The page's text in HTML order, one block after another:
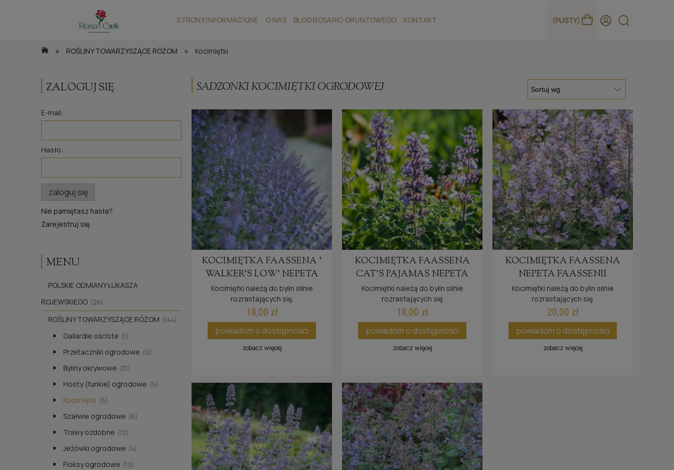
(PUSTY)
STRONY INFORMACYJNE O NAS BLOG ROSARIO GRUNTOWEGO KONTAKT
» ROŚLINY TOWARZYSZĄCE RÓŻOM » Kocimiętki
ZALOGUJ SIĘ
E-mail:
Hasło:
zaloguj się
Nie pamiętasz hasła?
Zarejestruj się
MENU
POLSKIE ODMIANY ŁUKASZA
ROJEWSKIEGO (26)
ROŚLINY TOWARZYSZĄCE RÓŻOM (144)
Gailardie ościste (1)
Przetaczniki ogrodowe (0)
Byliny okrywowe (31)
Hosty (funkie) ogrodowe (5)
Kocimiętki (5)
Szałwie ogrodowe (6)
Trawy ozdobne (12)
Jeżówki ogrodowe (4)
Floksy ogrodowe (13)
SADZONKI KOCIMIĘTKI OGRODOWEJ
KOCIMIĘTKA FAASSENA '
WALKER'S LOW' NEPETA
FAASSENII
Kocimiętki należą do bylin silnie
rozrastających się.
18,00 zł
powiadom o dostępności
zobacz więcej
KOCIMIĘTKA FAASSENA
CAT'S PAJAMAS NEPETA
FAASSENII
Kocimiętki należą do bylin silnie
rozrastających się
18,00 zł
powiadom o dostępności
zobacz więcej
KOCIMIĘTKA FAASSENA
NEPETA FAASSENII
'PURRSIAN BLUE'
Kocimiętki należą do bylin silnie
rozrastających się.
20,00 zł
powiadom o dostępności
zobacz więcej